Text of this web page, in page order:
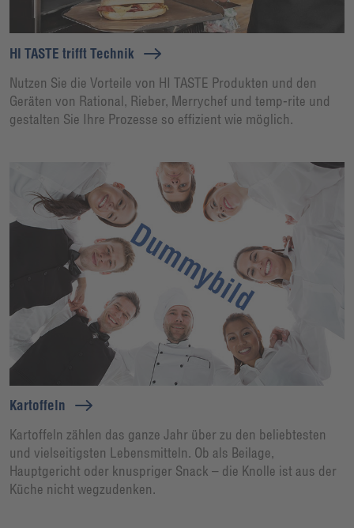
HI TASTE trifft Technik
Nutzen Sie die Vorteile von HI TASTE Produkten und den
Geräten von Rational, Rieber, Merrychef und temp-rite und
gestalten Sie Ihre Prozesse so effizient wie möglich.
Kartoffeln
Kartoffeln zählen das ganze Jahr über zu den beliebtesten
und vielseitigsten Lebensmitteln. Ob als Beilage,
Hauptgericht oder knuspriger Snack – die Knolle ist aus der
Küche nicht wegzudenken.